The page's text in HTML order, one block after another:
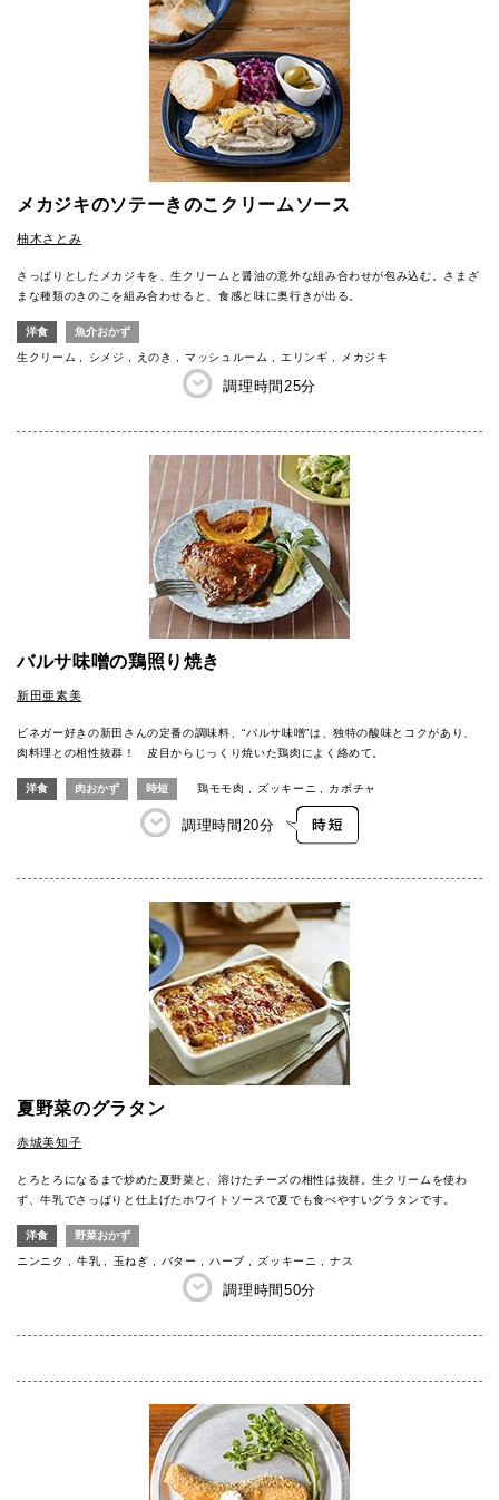
メカジキのソテーきのこクリームソース
柚木さとみ
さっぱりとしたメカジキを、生クリームと醤油の意外な組み合わせが包み込む。さまざ
まな種類のきのこを組み合わせると、食感と味に奥行きが出る。
洋食 魚介おかず
生クリーム シメジ えのき マッシュルーム エリンギ メカジキ
調理時間25分
バルサ味噌の鶏照り焼き
新田亜素美
ビネガー好きの新田さんの定番の調味料、“バルサ味噌”は、独特の酸味とコクがあり、
肉料理との相性抜群！ 皮目からじっくり焼いた鶏肉によく絡めて。
洋食 肉おかず 時短 鶏モモ肉 ズッキーニ カボチャ
調理時間 20分
夏野菜のグラタン
赤城美知子
とろとろになるまで炒めた夏野菜と、溶けたチーズの相性は抜群。生クリームを使わ
ず、牛乳でさっぱりと仕上げたホワイトソースで夏でも食べやすいグラタンです。
洋食 野菜おかず
ニンニク 牛乳 玉ねぎ バター ハーブ ズッキーニ ナス
調理時間50分